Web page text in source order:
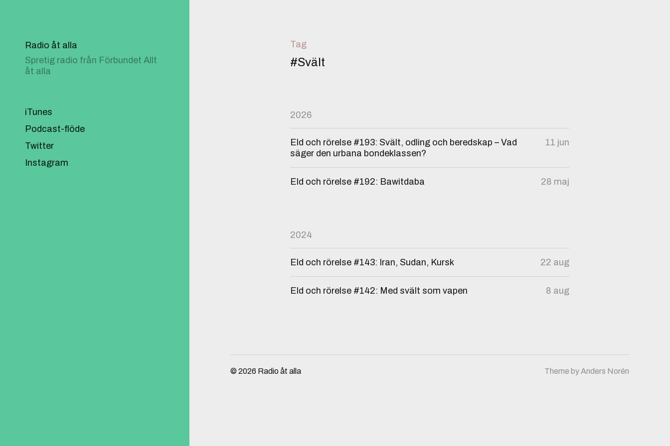
Radio åt alla
Spretig radio från Förbundet Allt
åt alla
iTunes
Podcast-flöde
Twitter
Instagram
Tag
#Svält
2026
Eld och rörelse #193: Svält, odling och beredskap – Vad
säger den urbana bondeklassen?
11 jun
Eld och rörelse #192: Bawitdaba 28 maj
2024
Eld och rörelse #143: Iran, Sudan, Kursk 22 aug
Eld och rörelse #142: Med svält som vapen 8 aug
© 2026 Radio åt alla Theme byAnders Norén